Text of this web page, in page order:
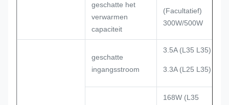
geschatte het
verwarmen
capaciteit
(Facultatief)
300W/500W
geschatte
ingangsstroom
3.5A (L35 L35)
3.3A (L25 L35)
168W (L35